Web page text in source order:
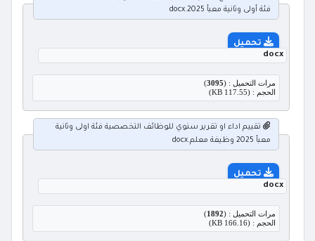
فئة أولى وثانية معبأ 2025.docx
تحميل
docx
مرات التحميل : (3095
)
الحجم : (117.55 KB)
تقييم اداء او تقرير سنوي للوظائف التخصصية فئة اولى وثانية
معبأ 2025 وظيفة معلم.docx
تحميل
docx
مرات التحميل : (1892
)
الحجم : (166.16 KB)